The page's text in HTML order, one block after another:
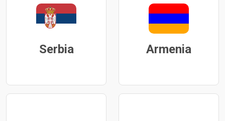
Serbia Armenia